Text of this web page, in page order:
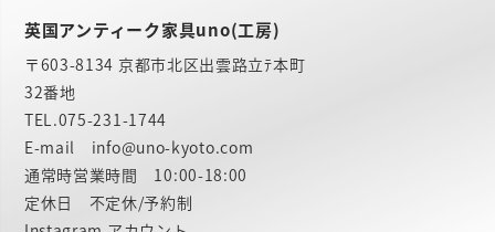
英国アンティーク家具uno(工房)
〒603-8134 京都市北区出雲路立ﾃ本町
32番地
TEL.075-231-1744
E-mail info@uno-kyoto.com
通常時営業時間 10:00-18:00
定休日 不定休/予約制